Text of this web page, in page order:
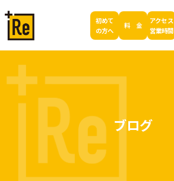
初めて
の方へ
料 金
アクセス
営業時間
ブログ